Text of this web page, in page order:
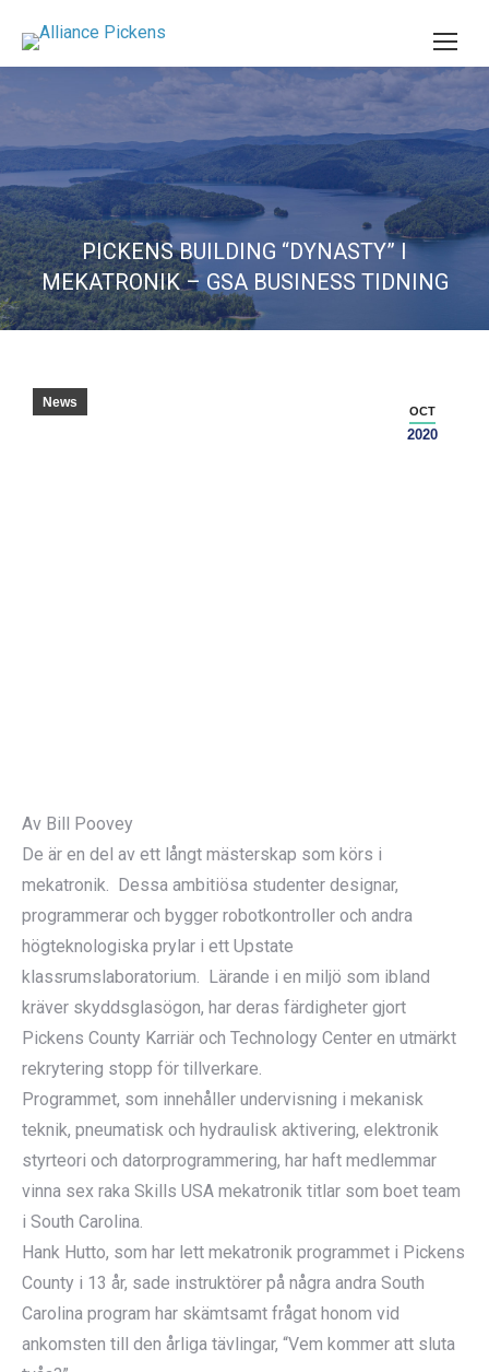
PICKENS BUILDING “DYNASTY” I
MEKATRONIK – GSA BUSINESS TIDNING
OCT
2020
News
Av Bill Poovey
De är en del av ett långt mästerskap som körs i
mekatronik. Dessa ambitiösa studenter designar,
programmerar och bygger robotkontroller och andra
högteknologiska prylar i ett Upstate
klassrumslaboratorium. Lärande i en miljö som ibland
kräver skyddsglasögon, har deras färdigheter gjort
Pickens County Karriär och Technology Center en utmärkt
rekrytering stopp för tillverkare.
Programmet, som innehåller undervisning i mekanisk
teknik, pneumatisk och hydraulisk aktivering, elektronik
styrteori och datorprogrammering, har haft medlemmar
vinna sex raka Skills USA mekatronik titlar som boet team
i South Carolina.
Hank Hutto, som har lett mekatronik programmet i Pickens
County i 13 år, sade instruktörer på några andra South
Carolina program har skämtsamt frågat honom vid
ankomsten till den årliga tävlingar, “Vem kommer att sluta